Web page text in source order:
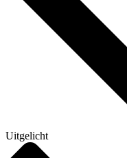
Uitgelicht